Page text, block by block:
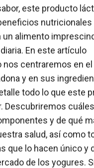
este producto
nutricionales
un alimento
En este artículo
nos centraremos en
y en sus
todo lo que este
Descubriremos
y de qué
salud, así como
que lo hacen único y
de los yogures.